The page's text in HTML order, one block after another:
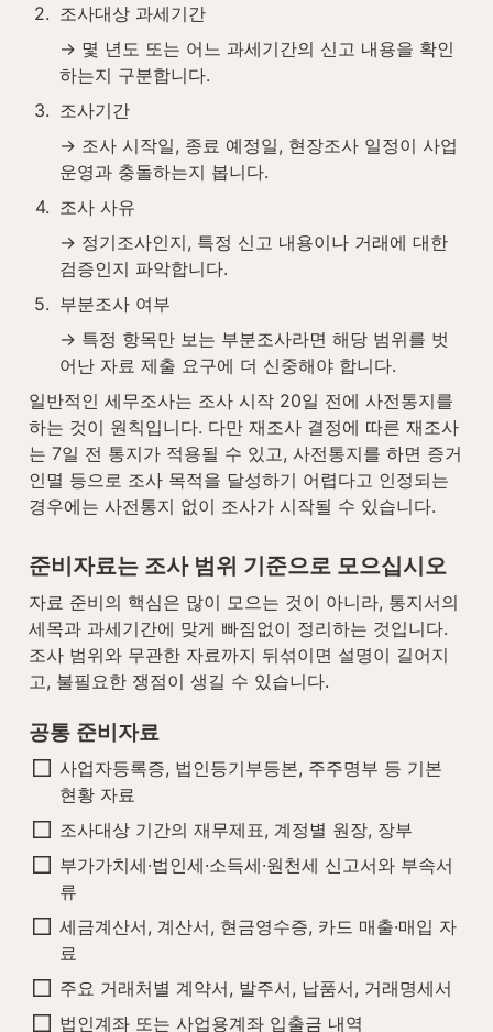
2. 조사대상 과세기간
→ 몇 년도 또는 어느 과세기간의 신고 내용을 확인
하는지 구분합니다.
3. 조사기간
→ 조사 시작일, 종료 예정일, 현장조사 일정이 사업
운영과 충돌하는지 봅니다.
4. 조사 사유
→ 정기조사인지, 특정 신고 내용이나 거래에 대한
검증인지 파악합니다.
5. 부분조사 여부
→ 특정 항목만 보는 부분조사라면 해당 범위를 벗
어난 자료 제출 요구에 더 신중해야 합니다.
일반적인 세무조사는 조사 시작 20일 전에 사전통지를
하는 것이 원칙입니다. 다만 재조사 결정에 따른 재조사
는 7일 전 통지가 적용될 수 있고, 사전통지를 하면 증거
인멸 등으로 조사 목적을 달성하기 어렵다고 인정되는
경우에는 사전통지 없이 조사가 시작될 수 있습니다.
준비자료는 조사 범위 기준으로 모으십시오
자료 준비의 핵심은 많이 모으는 것이 아니라, 통지서의
세목과 과세기간에 맞게 빠짐없이 정리하는 것입니다.
조사 범위와 무관한 자료까지 뒤섞이면 설명이 길어지
고, 불필요한 쟁점이 생길 수 있습니다.
공통 준비자료
사업자등록증, 법인등기부등본, 주주명부 등 기본
현황 자료
조사대상 기간의 재무제표, 계정별 원장, 장부
부가가치세·법인세·소득세·원천세 신고서와 부속서
류
세금계산서, 계산서, 현금영수증, 카드 매출·매입 자
료
주요 거래처별 계약서, 발주서, 납품서, 거래명세서
법인계좌 또는 사업용계좌 입출금 내역